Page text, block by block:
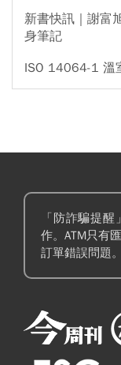
新書快訊｜謝富
身筆記
ISO 14064-1 溫
「防詐騙提
作。ATM只有
訂單錯誤問題